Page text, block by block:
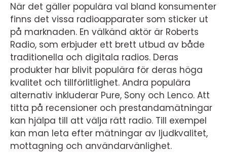
När det gäller populära val bland konsumenter
finns det vissa radioapparater som sticker ut
på marknaden. En välkänd aktör är Roberts
Radio, som erbjuder ett brett utbud av både
traditionella och digitala radios. Deras
produkter har blivit populära för deras höga
kvalitet och tillförlitlighet. Andra populära
alternativ inkluderar Pure, Sony och Lenco. Att
titta på recensioner och prestandamätningar
kan hjälpa till att välja rätt radio. Till exempel
kan man leta efter mätningar av ljudkvalitet,
mottagning och användarvänlighet.